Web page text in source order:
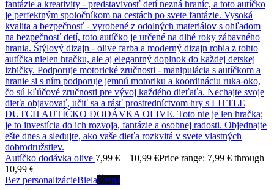
Autíčko dodávka olive 7,99 € – 10,99 €Price range: 7,99 € through
10,99 €
Bez personalizácieBielaČerna